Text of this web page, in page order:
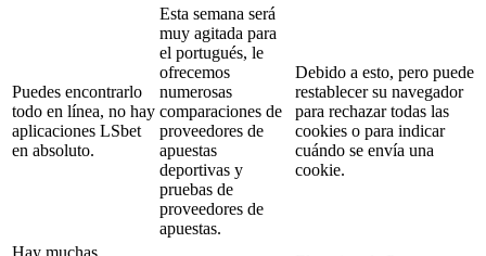
Puedes encontrarlo
todo en línea, no hay
aplicaciones LSbet
en absoluto.
Esta semana será
muy agitada para
el portugués, le
ofrecemos
numerosas
comparaciones de
proveedores de
apuestas
deportivas y
pruebas de
proveedores de
apuestas.
Debido a esto, pero puede
restablecer su navegador
para rechazar todas las
cookies o para indicar
cuándo se envía una
cookie.
Hay muchas